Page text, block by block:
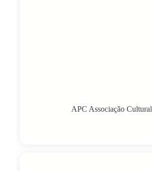
APC Associação Cultural